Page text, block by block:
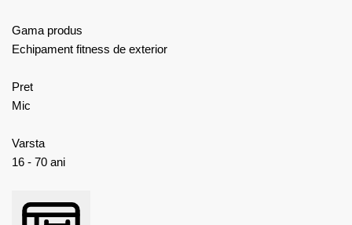
Gama produs
Echipament fitness de exterior
Pret
Mic
Varsta
16 - 70 ani